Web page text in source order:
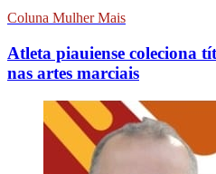
Coluna Mulher Mais
Atleta piauiense coleciona
nas artes marciais